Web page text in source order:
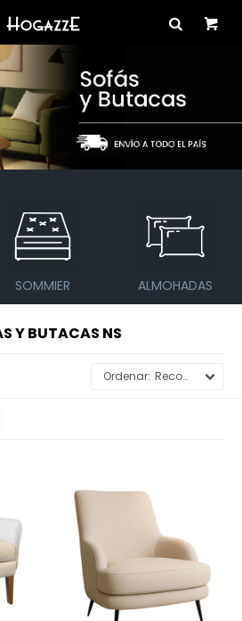
SOMMIER ALMOHADAS
Y BUTACAS NS
Recomendados